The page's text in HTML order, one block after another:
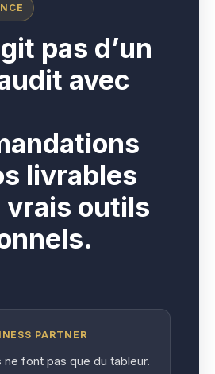
pas d’un
avec
livrables
vrais outils
PARTNER
ne font pas que du tableur.